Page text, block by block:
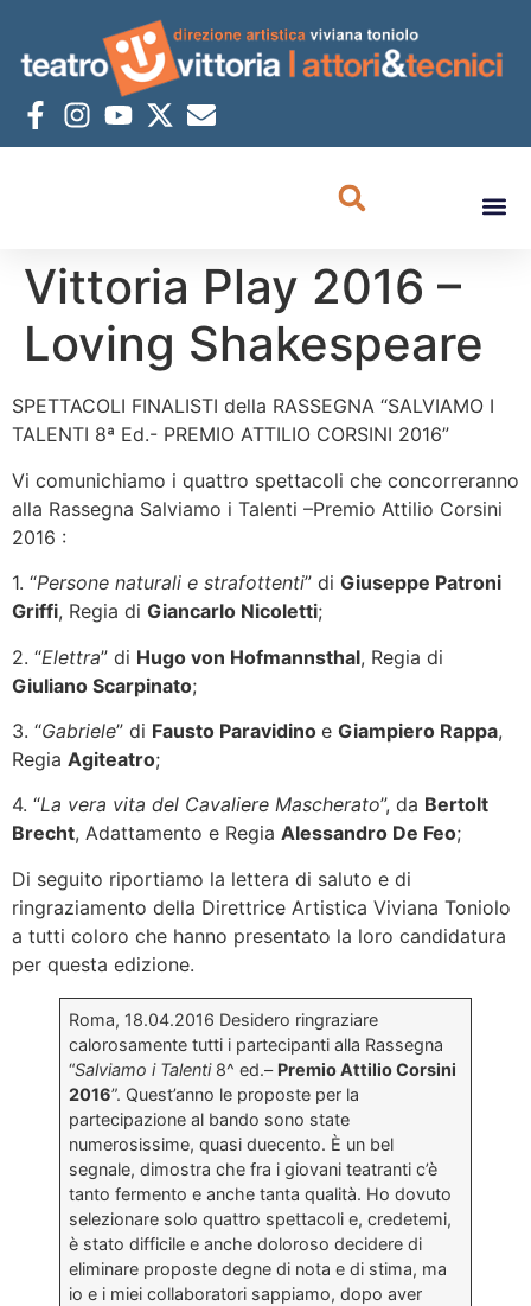
Vittoria Play 2016 –
Loving Shakespeare
SPETTACOLI FINALISTI della RASSEGNA “SALVIAMO I
TALENTI 8ª Ed.- PREMIO ATTILIO CORSINI 2016”
Vi comunichiamo i quattro spettacoli che concorreranno
alla Rassegna Salviamo i Talenti –Premio Attilio Corsini
2016 :
1. “Persone naturali e strafottenti” di Giuseppe Patroni
Griffi, Regia di Giancarlo Nicoletti;
2. “Elettra” di Hugo von Hofmannsthal, Regia di
Giuliano Scarpinato;
3. “Gabriele” di Fausto Paravidino e Giampiero Rappa,
Regia Agiteatro;
4. “La vera vita del Cavaliere Mascherato”, da Bertolt
Brecht, Adattamento e Regia Alessandro De Feo;
Di seguito riportiamo la lettera di saluto e di
ringraziamento della Direttrice Artistica Viviana Toniolo
a tutti coloro che hanno presentato la loro candidatura
per questa edizione.
Roma, 18.04.2016 Desidero ringraziare
calorosamente tutti i partecipanti alla Rassegna
“Salviamo i Talenti8^ ed.– Premio Attilio Corsini
2016”. Quest’anno le proposte per la
partecipazione al bando sono state
numerosissime, quasi duecento. È un bel
segnale, dimostra che fra i giovani teatranti c’è
tanto fermento e anche tanta qualità. Ho dovuto
selezionare solo quattro spettacoli e, credetemi,
è stato difficile e anche doloroso decidere di
eliminare proposte degne di nota e di stima, ma
io e i miei collaboratori sappiamo, dopo aver